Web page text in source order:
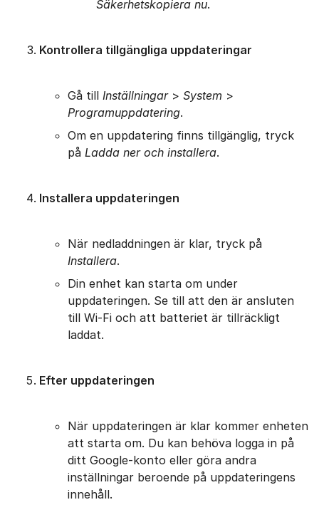
Säkerhetskopiera nu.
Kontrollera tillgängliga uppdateringar
Gå till Inställningar> System >
Programuppdatering.
Om en uppdatering finns tillgänglig, tryck
på Ladda ner och installera.
Installera uppdateringen
När nedladdningen är klar, tryck på
Installera.
Din enhet kan starta om under
uppdateringen. Se till att den är ansluten
till Wi-Fi och att batteriet är tillräckligt
laddat.
Efter uppdateringen
När uppdateringen är klar kommer enheten
att starta om. Du kan behöva logga in på
ditt Google-konto eller göra andra
inställningar beroende på uppdateringens
innehåll.